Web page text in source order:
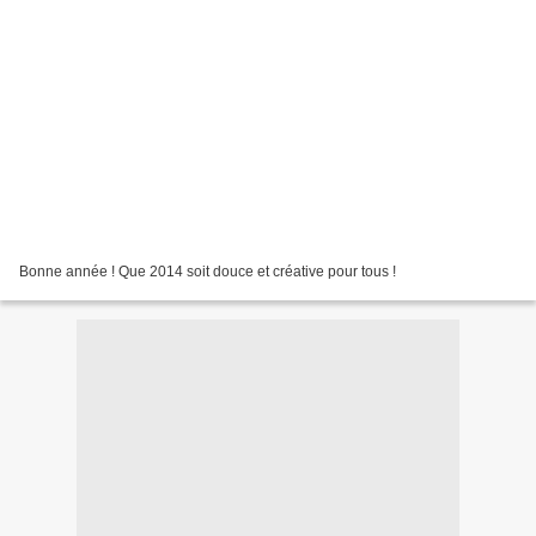
Bonne année ! Que 2014 soit douce et créative pour tous !